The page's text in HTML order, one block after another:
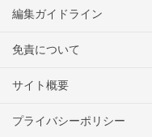
編集ガイドライン
免責について
サイト概要
プライバシーポリシー